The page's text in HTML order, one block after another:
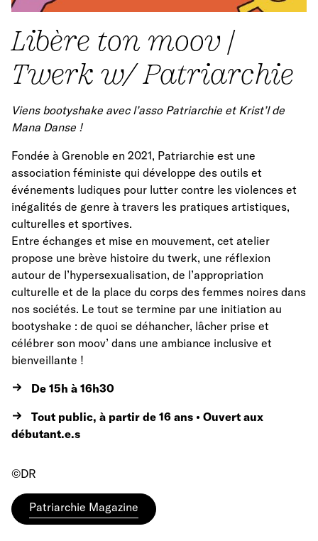
Libère ton moov |
Twerk w/ Patriarchie
Viens bootyshake avec l’asso Patriarchie et Krist’l de
Mana Danse !
Fondée à Grenoble en 2021, Patriarchie est une
association féministe qui développe des outils et
événements ludiques pour lutter contre les violences et
inégalités de genre à travers les pratiques artistiques,
culturelles et sportives.
Entre échanges et mise en mouvement, cet atelier
propose une brève histoire du twerk, une réflexion
autour de l’hypersexualisation, de l’appropriation
culturelle et de la place du corps des femmes noires dans
nos sociétés. Le tout se termine par une initiation au
bootyshake : de quoi se déhancher, lâcher prise et
célébrer son moov’ dans une ambiance inclusive et
bienveillante !
De 15h à 16h30
Tout public, à partir de 16 ans • Ouvert aux
débutant.e.s
©DR
Patriarchie Magazine